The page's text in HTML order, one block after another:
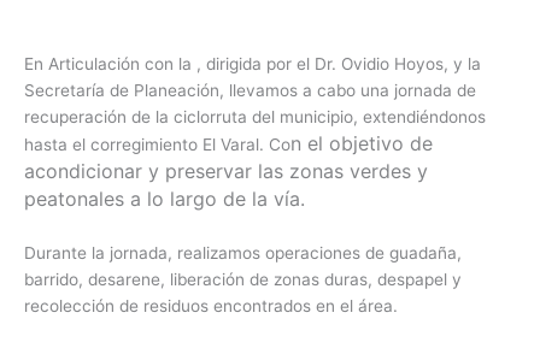
En Articulación con la , dirigida por el Dr. Ovidio Hoyos, y la
Secretaría de Planeación, llevamos a cabo una jornada de
recuperación de la ciclorruta del municipio, extendiéndonos
hasta el corregimiento El Varal. Con el objetivo de
acondicionar y preservar las zonas verdes y
peatonales a lo largo de la vía.
Durante la jornada, realizamos operaciones de guadaña,
barrido, desarene, liberación de zonas duras, despapel y
recolección de residuos encontrados en el área.